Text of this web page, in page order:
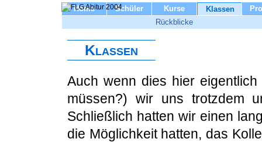
Home Schüler Kurse Klassen
Rückblicke
Klassen
Auch wenn dies hier
müssen?) wir uns trotzdem
Schließlich hatten wir einen
die Möglichkeit hatten, das